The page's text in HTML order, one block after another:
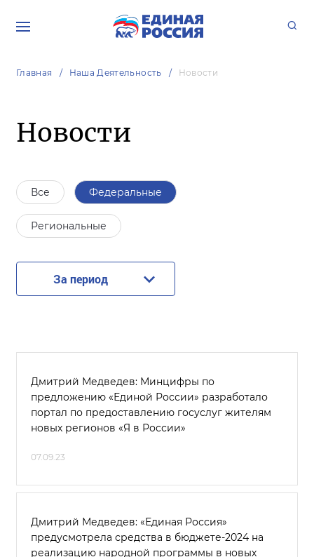
Главная Наша Деятельность Новости
Новости
Все Федеральные
Региональные
За период
Дмитрий Медведев: Минцифры по
предложению «Единой России» разработало
портал по предоставлению госуслуг жителям
новых регионов «Я в России»
07.09.23
Дмитрий Медведев: «Единая Россия»
предусмотрела средства в бюджете-2024 на
реализацию народной программы в новых